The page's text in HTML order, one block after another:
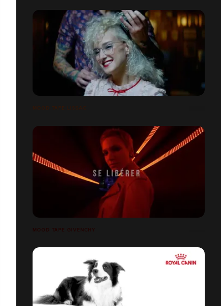
MOOD TAPE LISSAC
MOOD TAPE GIVENCHY